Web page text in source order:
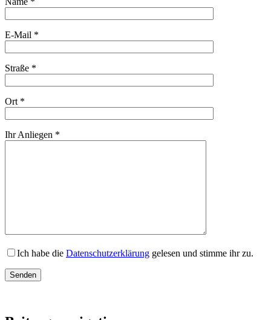
E-Mail *
Straße *
Ort *
Ihr Anliegen *
Ich habe die Datenschutzerklärung gelesen und stimme ihr zu.